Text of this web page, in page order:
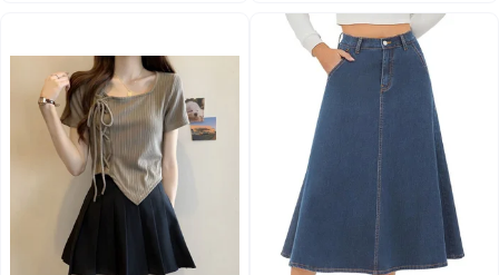
Viva Magenta Rumba Red Size